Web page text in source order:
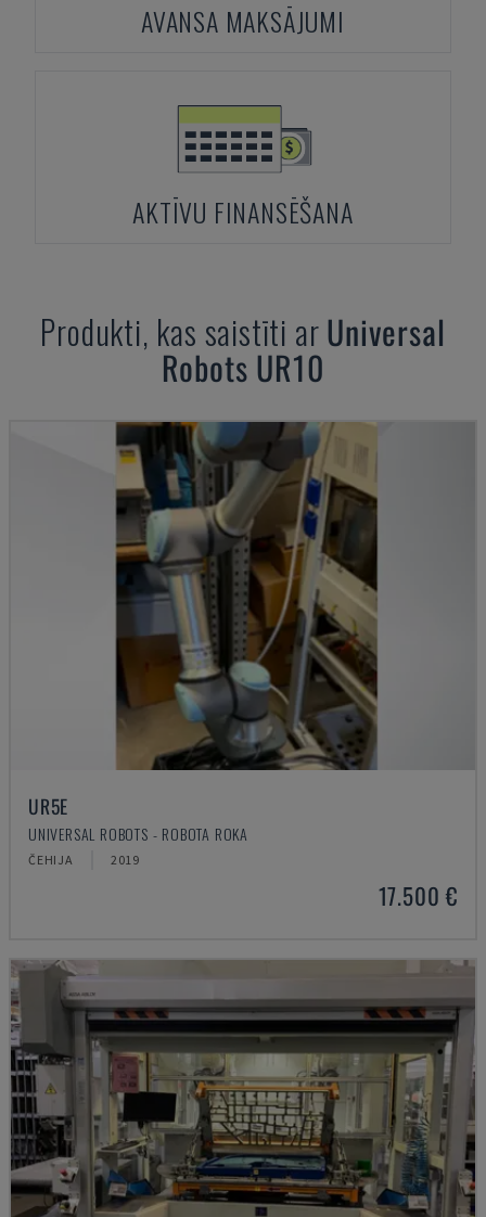
AVANSA MAKSĀJUMI
AKTĪVU FINANSĒŠANA
Produkti, kas saistīti arUniversal
Robots UR10
UR5E
UNIVERSAL ROBOTS - ROBOTA ROKA
ČEHIJA 2019
17.500 €